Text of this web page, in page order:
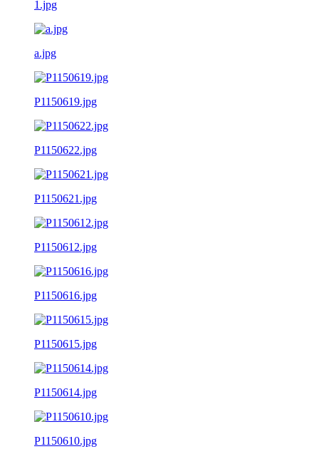
1.jpg
a.jpg
P1150619.jpg
P1150622.jpg
P1150621.jpg
P1150612.jpg
P1150616.jpg
P1150615.jpg
P1150614.jpg
P1150610.jpg